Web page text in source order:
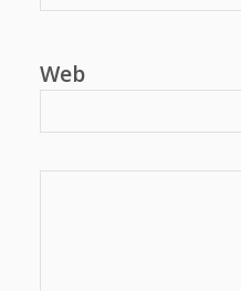
Web